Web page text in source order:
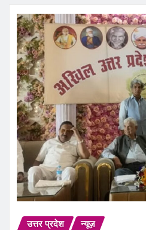
उत्तर प्रदेश न्यूज़